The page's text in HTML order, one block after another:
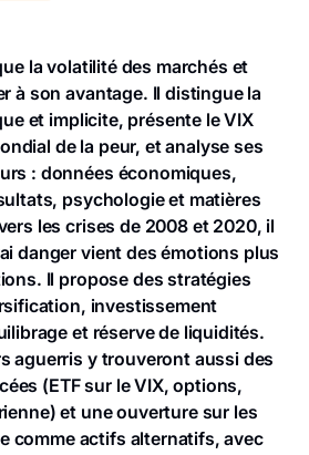
la volatilité des marchés et
à son avantage. Il distingue la
et implicite, présente le VIX
de la peur, et analyse ses
: données économiques,
psychologie et matières
les crises de 2008 et 2020, il
danger vient des émotions plus
Il propose des stratégies
investissement
et réserve de liquidités.
aguerris y trouveront aussi des
(ETF sur le VIX, options,
et une ouverture sur les
comme actifs alternatifs, avec